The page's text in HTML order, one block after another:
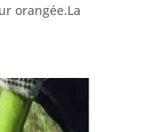
orangée.La